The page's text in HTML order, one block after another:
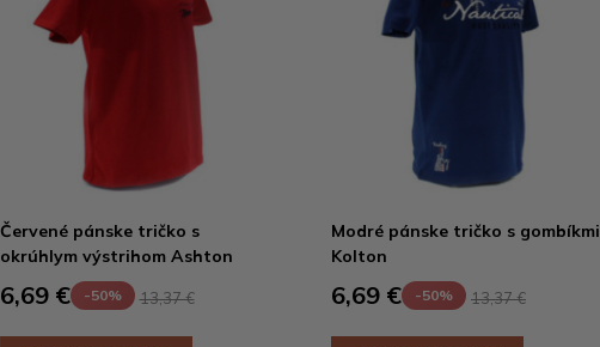
Červené pánske tričko s
okrúhlym výstrihom Ashton
6,69 € -50% 13,37 €
Modré pánske tričko s gombíkmi
Kolton
6,69 € -50% 13,37 €